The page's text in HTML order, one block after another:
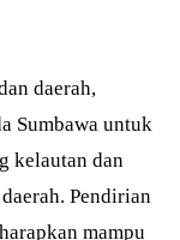
daerah,
Sumbawa untuk
kelautan dan
Pendirian
mampu